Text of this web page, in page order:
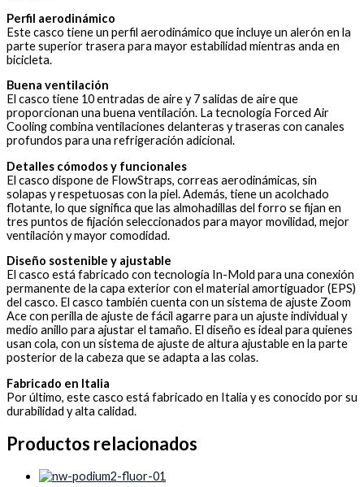
Perfil aerodinámico
Este casco tiene un perfil aerodinámico que incluye un alerón en la
parte superior trasera para mayor estabilidad mientras anda en
bicicleta.
Buena ventilación
El casco tiene 10 entradas de aire y 7 salidas de aire que
proporcionan una buena ventilación. La tecnología Forced Air
Cooling combina ventilaciones delanteras y traseras con canales
profundos para una refrigeración adicional.
Detalles cómodos y funcionales
El casco dispone de FlowStraps, correas aerodinámicas, sin
solapas y respetuosas con la piel. Además, tiene un acolchado
flotante, lo que significa que las almohadillas del forro se fijan en
tres puntos de fijación seleccionados para mayor movilidad, mejor
ventilación y mayor comodidad.
Diseño sostenible y ajustable
El casco está fabricado con tecnología In-Mold para una conexión
permanente de la capa exterior con el material amortiguador (EPS)
del casco. El casco también cuenta con un sistema de ajuste Zoom
Ace con perilla de ajuste de fácil agarre para un ajuste individual y
medio anillo para ajustar el tamaño. El diseño es ideal para quienes
usan cola, con un sistema de ajuste de altura ajustable en la parte
posterior de la cabeza que se adapta a las colas.
Fabricado en Italia
Por último, este casco está fabricado en Italia y es conocido por su
durabilidad y alta calidad.
Productos relacionados